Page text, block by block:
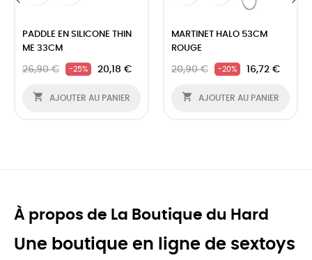
PADDLE EN SILICONE THIN
ME 33CM
26,90 € -25% 20,18 €
 AJOUTER AU PANIER
MARTINET HALO 53CM
ROUGE
20,90 € -20% 16,72 €
 AJOUTER AU PANIER
À propos de La Boutique du Hard
Une boutique en ligne de sextoys